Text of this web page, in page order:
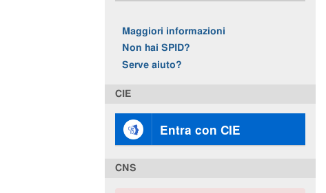
Maggiori informazioni
Non hai SPID?
Serve aiuto?
CIE
Entra con CIE
CNS